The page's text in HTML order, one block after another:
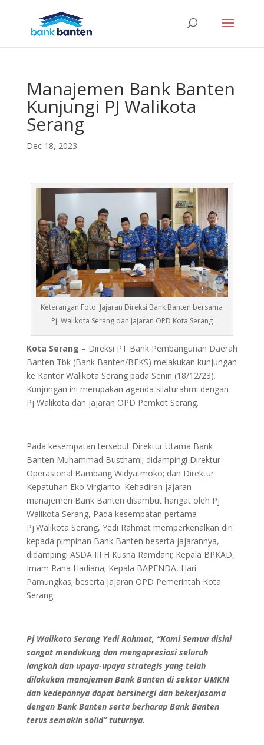
Manajemen Bank Banten
Kunjungi PJ Walikota
Serang
Dec 18, 2023
Keterangan Foto: Jajaran Direksi Bank Banten bersama
Pj. Walikota Serang dan Jajaran OPD Kota Serang
Kota Serang – Direksi PT Bank Pembangunan Daerah
Banten Tbk (Bank Banten/BEKS) melakukan kunjungan
ke Kantor Walikota Serang pada Senin (18/12/23).
Kunjungan ini merupakan agenda silaturahmi dengan
Pj Walikota dan jajaran OPD Pemkot Serang.
Pada kesempatan tersebut Direktur Utama Bank
Banten Muhammad Busthami; didampingi Direktur
Operasional Bambang Widyatmoko; dan Direktur
Kepatuhan Eko Virgianto. Kehadiran jajaran
manajemen Bank Banten disambut hangat oleh Pj
Walikota Serang, Pada kesempatan pertama
Pj.Walikota Serang, Yedi Rahmat memperkenalkan diri
kepada pimpinan Bank Banten beserta jajarannya,
didampingi ASDA III H Kusna Ramdani; Kepala BPKAD,
Imam Rana Hadiana; Kepala BAPENDA, Hari
Pamungkas; beserta jajaran OPD Pemerintah Kota
Serang.
Pj Walikota Serang Yedi Rahmat, “Kami Semua disini
sangat mendukung dan mengapresiasi seluruh
langkah dan upaya-upaya strategis yang telah
dilakukan manajemen Bank Banten di sektor UMKM
dan kedepannya dapat bersinergi dan bekerjasama
dengan Bank Banten serta berharap Bank Banten
terus semakin solid” tuturnya.